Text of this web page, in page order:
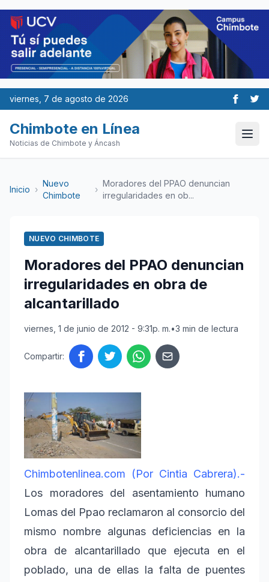
viernes, 7 de agosto de 2026
Chimbote en Línea
Noticias de Chimbote y Áncash
Inicio ›
Nuevo
Chimbote
›
Moradores del PPAO denuncian
irregularidades en ob...
NUEVO CHIMBOTE
Moradores del PPAO denuncian
irregularidades en obra de
alcantarillado
viernes, 1 de junio de 2012 - 9:31p. m.•3 min de lectura
Compartir:
Chimbotenlinea.com (Por Cintia Cabrera).-
Los moradores del asentamiento humano
Lomas del Ppao reclamaron al consorcio del
mismo nombre algunas deficiencias en la
obra de alcantarillado que ejecuta en el
poblado, una de ellas la falta de puentes